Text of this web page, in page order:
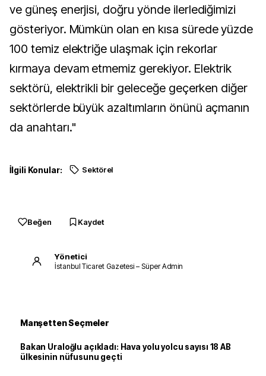
ve güneş enerjisi, doğru yönde ilerlediğimizi
gösteriyor. Mümkün olan en kısa sürede yüzde
100 temiz elektriğe ulaşmak için rekorlar
kırmaya devam etmemiz gerekiyor. Elektrik
sektörü, elektrikli bir geleceğe geçerken diğer
sektörlerde büyük azaltımların önünü açmanın
da anahtarı."
İlgili Konular: Sektörel
Beğen Kaydet
Yönetici
İstanbul Ticaret Gazetesi – Süper Admin
Manşetten Seçmeler
Bakan Uraloğlu açıkladı: Hava yolu yolcu sayısı 18 AB
ülkesinin nüfusunu geçti